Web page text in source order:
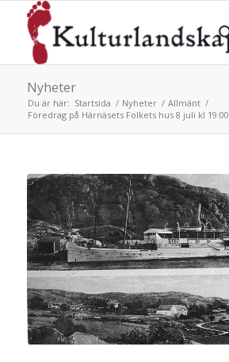
Nyheter
Du är här: Startsida / Nyheter / Allmänt /
Föredrag på Härnäsets Folkets hus 8 juli kl 19:00